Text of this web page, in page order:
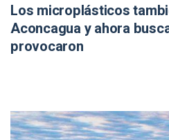
Los microplásticos
Aconcagua y ahora
provocaron